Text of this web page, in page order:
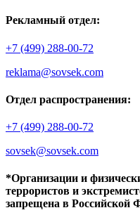
Рекламный отдел:
+7 (499) 288-00-72
reklama@sovsek.com
Отдел распространения:
+7 (499) 288-00-72
sovsek@sovsek.com
*Организации и
террористов и
запрещена в Российской